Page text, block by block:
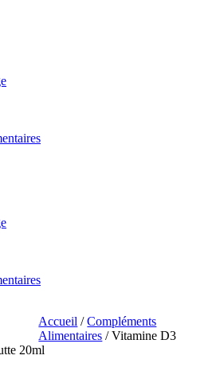
Accueil /Compléments
Alimentaires / Vitamine D3
20ml